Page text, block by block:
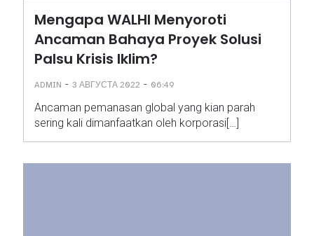
Mengapa WALHI Menyoroti
Ancaman Bahaya Proyek Solusi
Palsu Krisis Iklim?
ADMIN - 3 АВГУСТА 2022 - 06:49
Ancaman pemanasan global yang kian parah
sering kali dimanfaatkan oleh korporasi[…]